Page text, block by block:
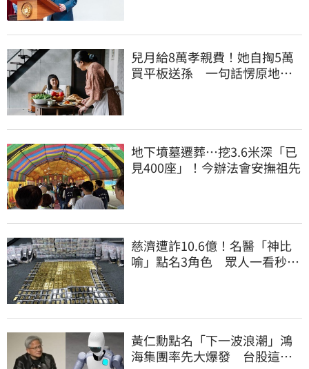
兒月給8萬孝親費！她自掏5萬
買平板送孫 一句話愣原地
地下墳墓遷葬…挖3.6米深「已
見400座」！今辦法會安撫祖先
慈濟遭詐10.6億！名醫「神比
喻」點名3角色 眾人一看秒懂
黃仁勳點名「下一波浪潮」鴻
海集團率先大爆發 台股這族